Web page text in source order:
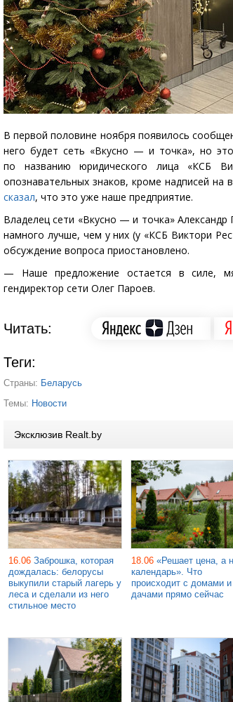
В первой половине ноября появилось
него будет сеть «Вкусно — и точка», но
по названию юридического лица
«КСБ
опознавательных знаков, кроме надписей на
сказал, что это уже наше предприятие.
Владелец сети «Вкусно — и точка» Александр
намного лучше, чем у них (у «КСБ Виктори
обсуждение вопроса приостановлено.
— Наше предложение остается в силе,
гендиректор сети Олег Пароев.
Читать:
Теги:
Страны: Беларусь
Темы: Новости
Эксклюзив Realt.by
16.06 Заброшка, которая
дождалась: белорусы
выкупили старый лагерь у
леса и сделали из него
стильное место
18.06 «Решает цена, а
календарь». Что
происходит с домами и
дачами прямо сейчас